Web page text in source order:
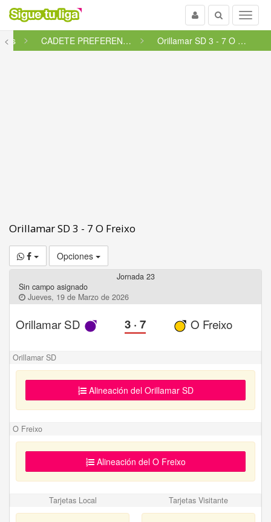
Menu
Buscar
Usuario
<
CADETE PREFERENTE FUTGAL - GRU... Orillamar SD 3 - 7 O Freixo
Orillamar SD 3 - 7 O Freixo
Opciones
Jornada 23
Sin campo asignado
Jueves, 19 de Marzo de 2026
Orillamar SD 3 ·7 O Freixo
Orillamar SD
Alineación del Orillamar SD
O Freixo
Alineación del O Freixo
Tarjetas Local Tarjetas Visitante